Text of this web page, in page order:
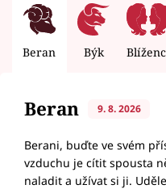
Beran Býk
Beran 9. 8. 2026
Berani, buďte ve svém
vzduchu je cítit spousta
naladit a užívat si ji.